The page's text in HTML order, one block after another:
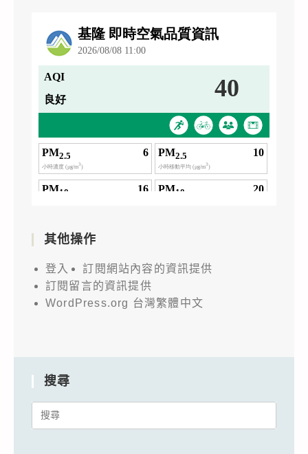
其他操作
登入
訂閱網站內容的資訊提供
訂閱留言的資訊提供
WordPress.org 台灣繁體中文
搜尋
Search